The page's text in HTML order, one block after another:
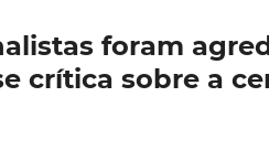
foram
crítica sobre a